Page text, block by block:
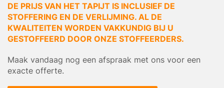
DE PRIJS VAN HET TAPIJT IS INCLUSIEF DE
STOFFERING EN DE VERLIJMING. AL DE
KWALITEITEN WORDEN VAKKUNDIG BIJ U
GESTOFFEERD DOOR ONZE STOFFEERDERS.
Maak vandaag nog een afspraak met ons voor een
exacte offerte.